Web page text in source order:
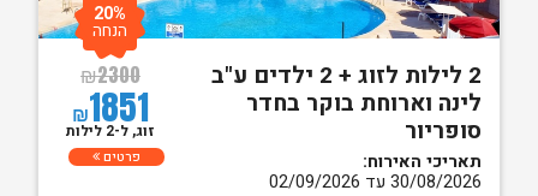
2 לילות לזוג + 2 ילדים ע"ב
לינה וארוחת בוקר בחדר
סופריור
תאריכי האירוח:
30/08/2026 עד 02/09/2026
₪2300
₪1851
20%
הנחה
זוג, ל-2 לילות
פרטים